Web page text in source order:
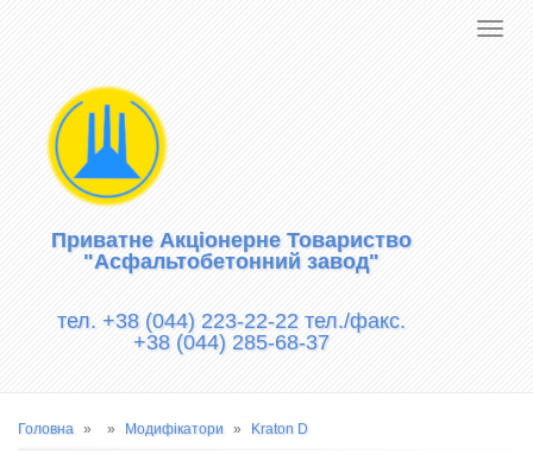
Приватне Акціонерне Товариство
"Асфальтобетонний завод"
тел. +38 (044) 223-22-22 тел./факс.
+38 (044) 285-68-37
Рядок
Головна Модифікатори Kraton D